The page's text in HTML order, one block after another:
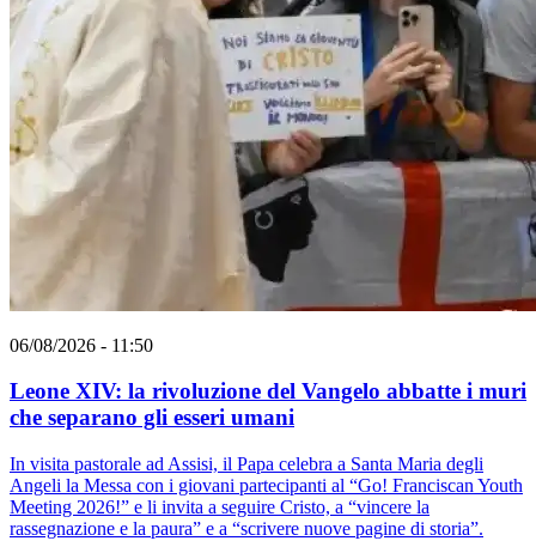
06/08/2026 - 11:50
Leone XIV: la rivoluzione del Vangelo abbatte i muri
che separano gli esseri umani
In visita pastorale ad Assisi, il Papa celebra a Santa Maria degli
Angeli la Messa con i giovani partecipanti al “Go! Franciscan Youth
Meeting 2026!” e li invita a seguire Cristo, a “vincere la
rassegnazione e la paura” e a “scrivere nuove pagine di storia”.